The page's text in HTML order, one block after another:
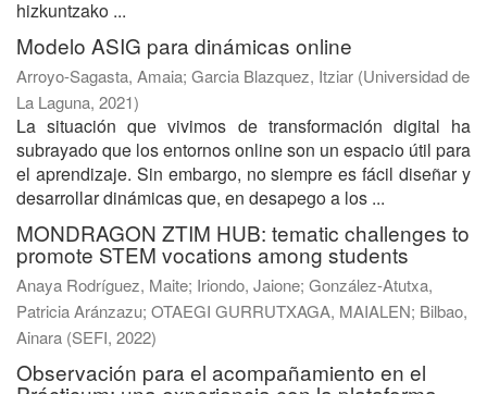
hizkuntzako ...
Modelo ASIG para dinámicas online
Arroyo-Sagasta, Amaia; Garcia Blazquez, Itziar (Universidad de
La Laguna, 2021)
La situación que vivimos de transformación digital ha
subrayado que los entornos online son un espacio útil para
el aprendizaje. Sin embargo, no siempre es fácil diseñar y
desarrollar dinámicas que, en desapego a los ...
MONDRAGON ZTIM HUB: tematic challenges to
promote STEM vocations among students
Anaya Rodríguez, Maite; Iriondo, Jaione; González-Atutxa,
Patricia Aránzazu; OTAEGI GURRUTXAGA, MAIALEN; Bilbao,
Ainara (SEFI, 2022)
Observación para el acompañamiento en el